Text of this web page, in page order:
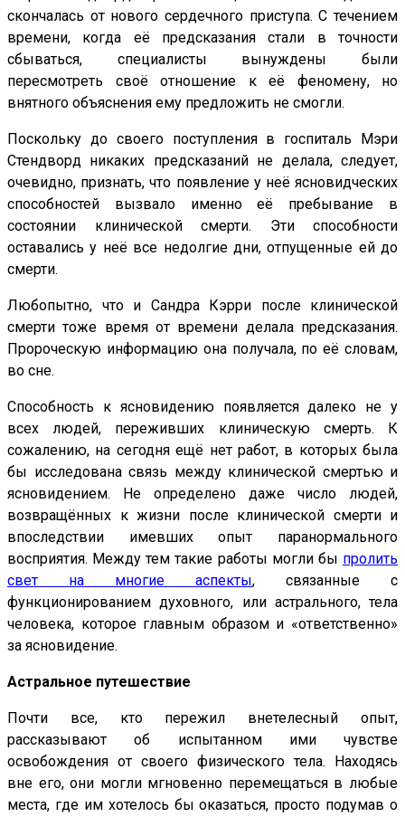
скончалась от нового сердечного приступа. С течением
времени, когда её предсказания стали в точности
сбываться, специалисты вынуждены были
пересмотреть своё отношение к её феномену, но
внятного объяснения ему предложить не смогли.
Поскольку до своего поступления в госпиталь Мэри
Стендворд никаких предсказаний не делала, следует,
очевидно, признать, что появление у неё ясновидческих
способностей вызвало именно её пребывание в
состоянии клинической смерти. Эти способности
оставались у неё все недолгие дни, отпущенные ей до
смерти.
Любопытно, что и Сандра Кэрри после клинической
смерти тоже время от времени делала предсказания.
Пророческую информацию она получала, по её словам,
во сне.
Способность к ясновидению появляется далеко не у
всех людей, переживших клиническую смерть. К
сожалению, на сегодня ещё нет работ, в которых была
бы исследована связь между клинической смертью и
ясновидением. Не определено даже число людей,
возвращённых к жизни после клинической смерти и
впоследствии имевших опыт паранормального
восприятия. Между тем такие работы могли бы пролить
свет на многие аспекты, связанные с
функционированием духовного, или астрального, тела
человека, которое главным образом и «ответственно»
за ясновидение.
Астральное путешествие
Почти все, кто пережил внетелесный опыт,
рассказывают об испытанном ими чувстве
освобождения от своего физического тела. Находясь
вне его, они могли мгновенно перемещаться в любые
места, где им хотелось бы оказаться, просто подумав о